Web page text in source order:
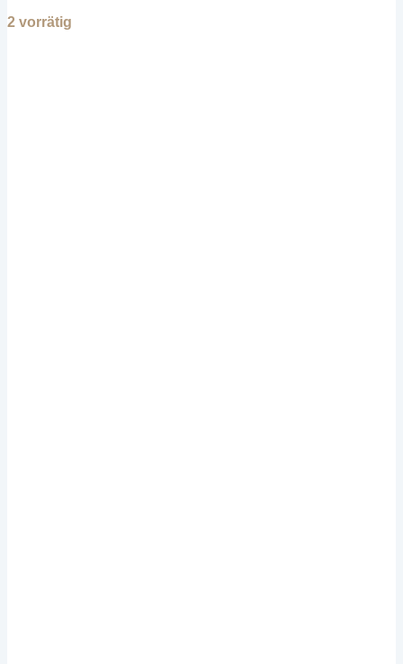
2 vorrätig